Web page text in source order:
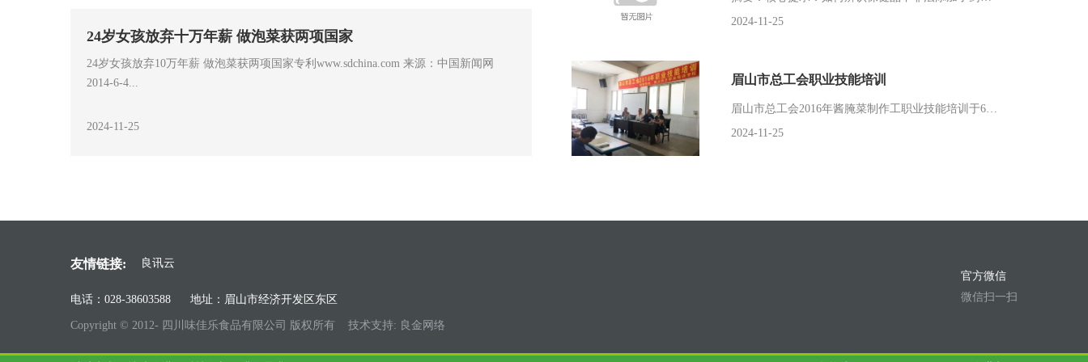
中国食物与营养发展纲要
国务院办公厅关于印发中国食物与营养发展纲要（2014—2020年）的通知 国办发
〔2014〕3号各省、自治区、直辖市人民...
2024-11-25
食品生产企业安全生产监督管理暂行规定
摘要：国家安全生产监督管理总局令 第66号 《食品生产企业安全生产监督管理暂
行规定》已经2013年10月14日国家安全生...
2024-11-25
24岁女孩放弃十万年薪 做泡菜获两项国家
24岁女孩放弃10万年薪 做泡菜获两项国家专利www.sdchina.com 来源：中国新闻网
2014-6-4...
2024-11-25
2024-11-25
眉山市总工会职业技能培训
眉山市总工会2016年酱腌菜制作工职业技能培训于6月17—28日在我公司开班；公...
2024-11-25
友情链接: 良讯云
电话：028-38603588 地址：眉山市经济开发区东区
Copyright © 2012- 四川味佳乐食品有限公司 版权所有 技术支持: 良金网络
官方微信
微信扫一扫